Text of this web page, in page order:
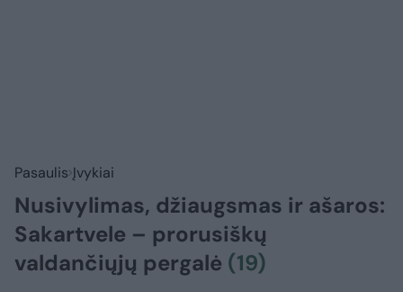
Pasaulis Įvykiai
Nusivylimas, džiaugsmas ir ašaros:
Sakartvele – prorusiškų
valdančiųjų pergalė (19)